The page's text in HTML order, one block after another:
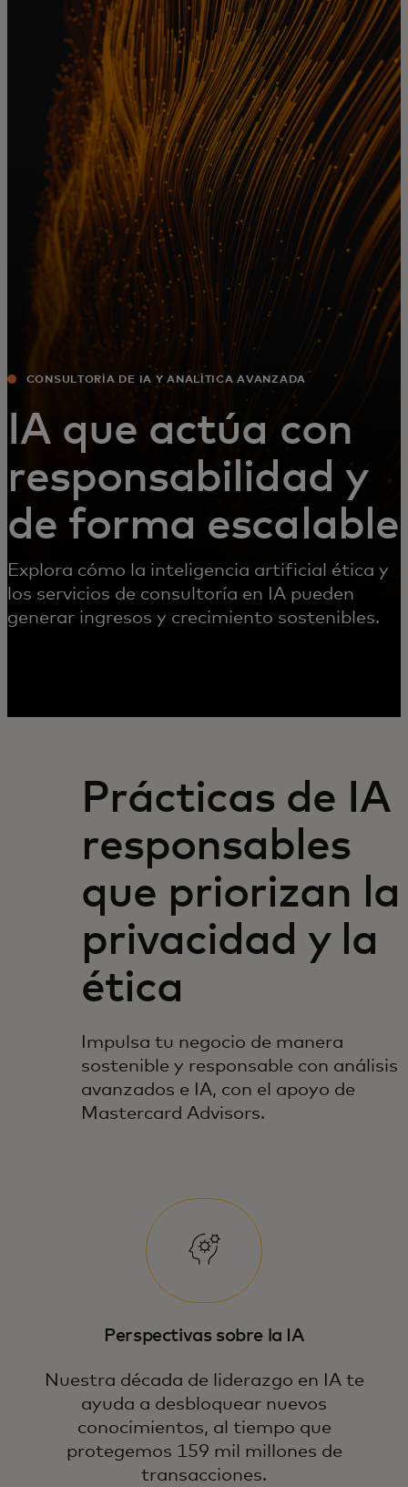
Para ti
Para empresas
Para el mundo
Para innovadores
Noticias y tendencias
CONSULTORÍA DE IA Y ANALÍTICA AVANZADA
IA que actúa con
responsabilidad y
de forma escalable
Explora cómo la inteligencia artificial ética y
los servicios de consultoría en IA pueden
generar ingresos y crecimiento sostenibles.
Prácticas de IA
responsables
que priorizan la
privacidad y la
ética
Impulsa tu negocio de manera
sostenible y responsable con análisis
avanzados e IA, con el apoyo de
Mastercard Advisors.
Perspectivas sobre la IA
Nuestra década de liderazgo en IA te
ayuda a desbloquear nuevos
conocimientos, al tiempo que
protegemos 159 mil millones de
transacciones.